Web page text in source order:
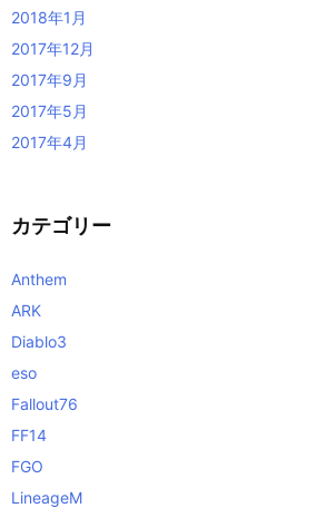
2018年1月
2017年12月
2017年9月
2017年5月
2017年4月
カテゴリー
Anthem
ARK
Diablo3
eso
Fallout76
FF14
FGO
LineageM